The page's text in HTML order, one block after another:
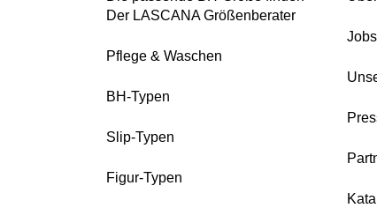
Der LASCANA Größenberater
Pflege & Waschen
BH-Typen
Slip-Typen
Figur-Typen
Jobs